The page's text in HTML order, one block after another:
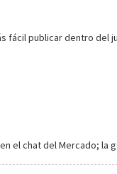
fácil publicar dentro del
el chat del Mercado; la